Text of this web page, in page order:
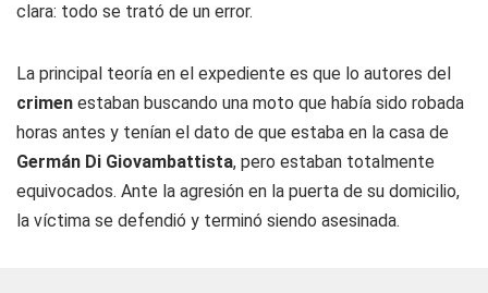
clara: todo se trató de un error.
La principal teoría en el expediente es que lo autores del
crimen estaban buscando una moto que había sido robada
horas antes y tenían el dato de que estaba en la casa de
Germán Di Giovambattista, pero estaban totalmente
equivocados. Ante la agresión en la puerta de su domicilio,
la víctima se defendió y terminó siendo asesinada.